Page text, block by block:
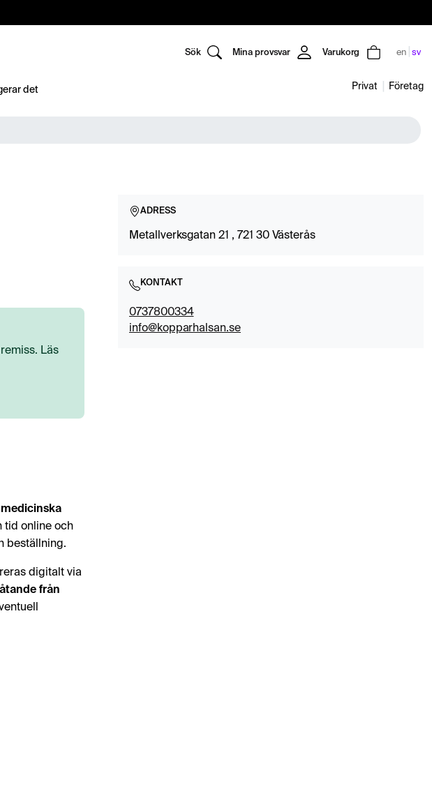
Sök Mina provsvar Varukorg en sv
det Privat Företag
Läs
ADRESS
Metallverksgatan 21 , 721 30 Västerås
KONTAKT
0737800334
info@kopparhalsan.se
tid online och
beställning.
digitalt via
från